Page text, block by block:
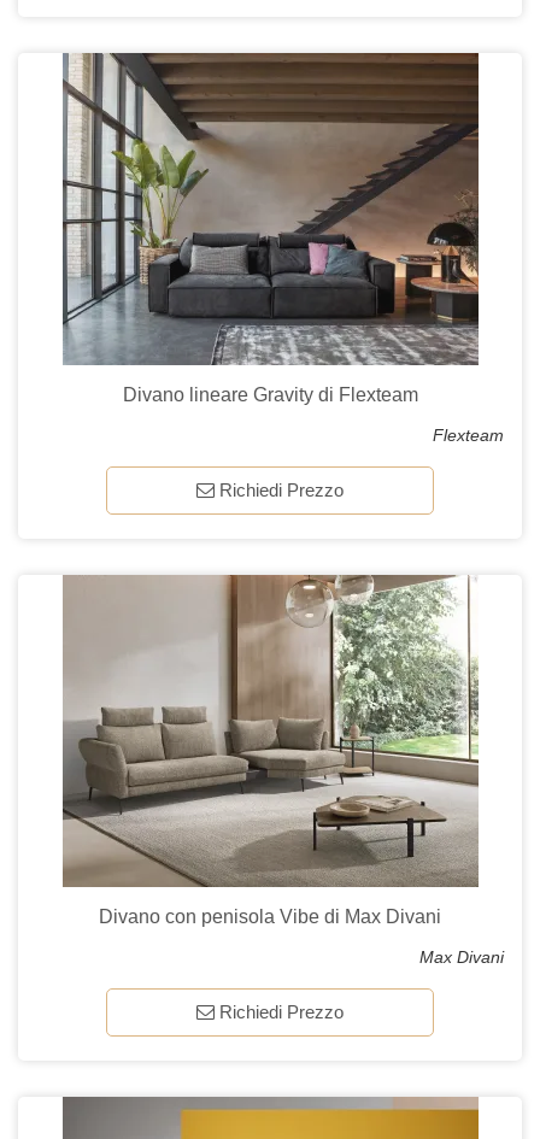
Divano lineare Gravity di Flexteam
Flexteam
Richiedi Prezzo
Divano con penisola Vibe di Max Divani
Max Divani
Richiedi Prezzo